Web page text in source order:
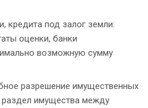
кредита под залог земли:
оценки, банки
возможную сумму
разрешение имущественных
раздел имущества между